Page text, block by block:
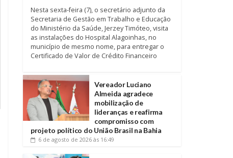
Nesta sexta-feira (7), o secretário adjunto da
Secretaria de Gestão em Trabalho e Educação
do Ministério da Saúde, Jerzey Timóteo, visita
as instalações do Hospital Alagoinhas, no
município de mesmo nome, para entregar o
Certificado de Valor de Crédito Financeiro
Vereador Luciano
Almeida agradece
mobilização de
lideranças e reafirma
compromisso com
projeto político do União Brasil na Bahia
6 de agosto de 2026 às 16:49